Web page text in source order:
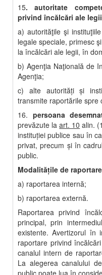
15. autoritate
privind încălcări ale legii
a) autorităţile şi
legale speciale, primesc
la încălcări ale legii, în
b) Agenţia Naţională de
Agenţia;
c) alte autorităţi şi
transmite raportările spre
16. persoana
prevăzute laart. 10 alin.
instituţiei publice sau în
privat, precum şi în
public.
Modalităţile de
a) raportarea internă;
b) raportarea externă.
Raportarea privind
principal, prin
existente. Avertizorul în
raportare privind
canalul intern de
La alegerea canalului
public poate lua în